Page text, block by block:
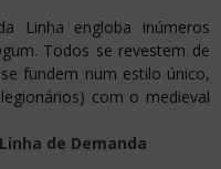
Linha engloba inúmeros
Todos se revestem de
fundem num estilo único,
com o medieval
de Demanda